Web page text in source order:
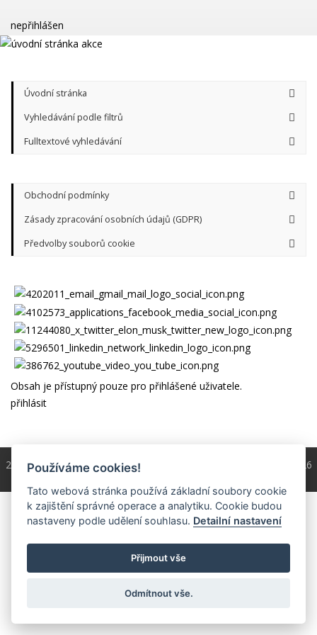
nepřihlášen
Úvodní stránka
Vyhledávání podle filtrů
Fulltextové vyhledávání
Obchodní podmínky
Zásady zpracování osobních údajů (GDPR)
Předvolby souborů cookie
Obsah je přístupný pouze pro přihlášené uživatele.
přihlásit
2004 - 2026 © CopyrightČKS/ programování a správa 2004 - 2026
PRO-WEB.cz
Používáme cookies!
Tato webová stránka používá základní soubory cookie
k zajištění správné operace a analytiku. Cookie budou
nastaveny podle udělení souhlasu. Detailní nastavení
Přijmout vše
Odmítnout vše.